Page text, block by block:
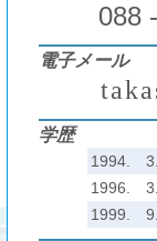
088
電子メール
taka
学歴
1994. 3.
1996.
3.
1999.
9.